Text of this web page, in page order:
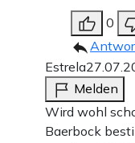
0
Estrela
Melden
Wird wohl
Baerbock